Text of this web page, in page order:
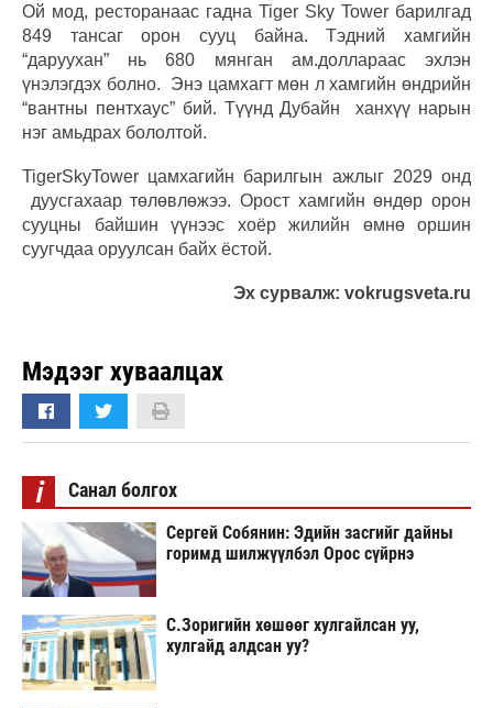
Ой мод, ресторанаас гадна Tiger Sky Tower барилгад
849 тансаг орон сууц байна. Тэдний хамгийн
“даруухан” нь 680 мянган ам.доллараас эхлэн
үнэлэгдэх болно. Энэ цамхагт мөн л хамгийн өндрийн
“вантны пентхаус” бий. Түүнд Дубайн ханхүү нарын
нэг амьдрах бололтой.
TigerSkyTower цамхагийн барилгын ажлыг 2029 онд
дуусгахаар төлөвлөжээ. Орост хамгийн өндөр орон
сууцны байшин үүнээс хоёр жилийн өмнө оршин
суугчдаа оруулсан байх ёстой.
Эх сурвалж: vokrugsveta.ru
Мэдээг хуваалцах
i Санал болгох
Сергей Собянин: Эдийн засгийг дайны
горимд шилжүүлбэл Орос сүйрнэ
С.Зоригийн хөшөөг хулгайлсан уу,
хулгайд алдсан уу?